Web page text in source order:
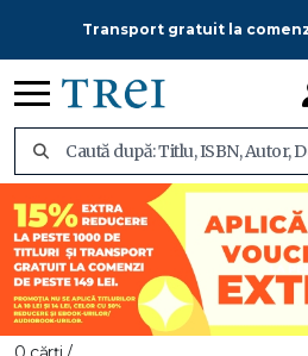
Transport gratuit la